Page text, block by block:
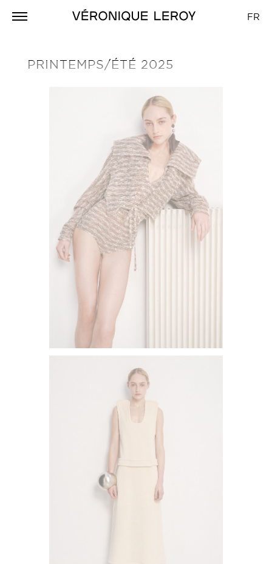
FR
PRINTEMPS/ÉTÉ 2025